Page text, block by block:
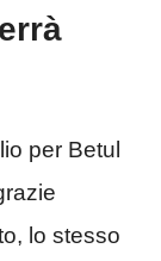
per Betul
lo stesso